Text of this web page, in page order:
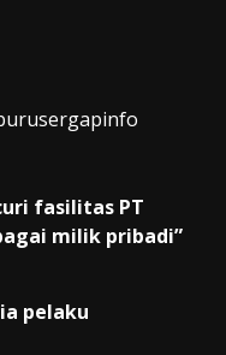
fasilitas PT
milik pribadi”
pelaku